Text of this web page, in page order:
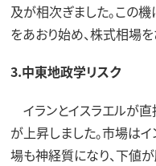
及が相次ぎました。この
をあおり始め、株式相場
3.中東地政学リスク
イランとイスラエルが
が上昇しました。市場は
場も神経質になり、下値が